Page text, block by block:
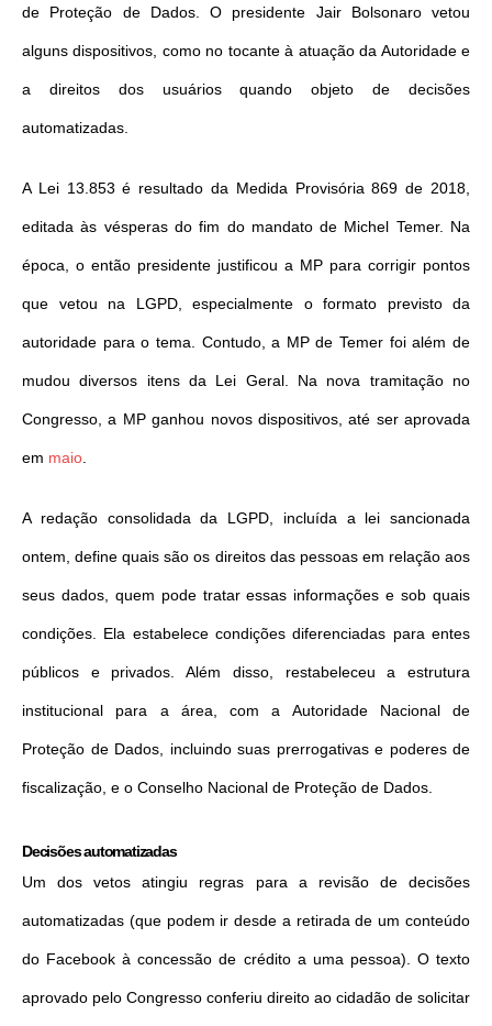
de Proteção de Dados. O presidente Jair Bolsonaro vetou
alguns dispositivos, como no tocante à atuação da Autoridade e
a direitos dos usuários quando objeto de decisões
automatizadas.
A Lei 13.853 é resultado da Medida Provisória 869 de 2018,
editada às vésperas do fim do mandato de Michel Temer. Na
época, o então presidente justificou a MP para corrigir pontos
que vetou na LGPD, especialmente o formato previsto da
autoridade para o tema. Contudo, a MP de Temer foi além de
mudou diversos itens da Lei Geral. Na nova tramitação no
Congresso, a MP ganhou novos dispositivos, até ser aprovada
em maio
A redação consolidada da LGPD, incluída a lei sancionada
ontem, define quais são os direitos das pessoas em relação aos
seus dados, quem pode tratar essas informações e sob quais
condições. Ela estabelece condições diferenciadas para entes
públicos e privados. Além disso, restabeleceu a estrutura
institucional para a área, com a Autoridade Nacional de
Proteção de Dados, incluindo suas prerrogativas e poderes de
fiscalização, e o Conselho Nacional de Proteção de Dados.
Decisões automatizadas
Um dos vetos atingiu regras para a revisão de decisões
automatizadas (que podem ir desde a retirada de um conteúdo
do Facebook à concessão de crédito a uma pessoa). O texto
aprovado pelo Congresso conferiu direito ao cidadão de solicitar